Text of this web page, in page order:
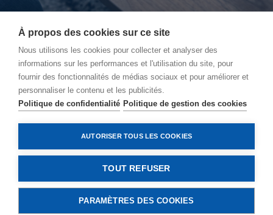
CIBOR GROUPE- Ambachtsstraat 7 - 2450 Meerhout
Itinéraire
Conditions Générales
Politique de confidentialité
Politique de gestion des cookies
© Copyright 2026, Cibor
CONTACTEZ-NOUS
À propos des cookies sur ce site
Nous utilisons les cookies pour collecter et analyser des
informations sur les performances et l'utilisation du site, pour
fournir des fonctionnalités de médias sociaux et pour améliorer et
personnaliser le contenu et les publicités.
Politique de confidentialité Politique de gestion des cookies
AUTORISER TOUS LES COOKIES
TOUT REFUSER
PARAMÈTRES DES COOKIES